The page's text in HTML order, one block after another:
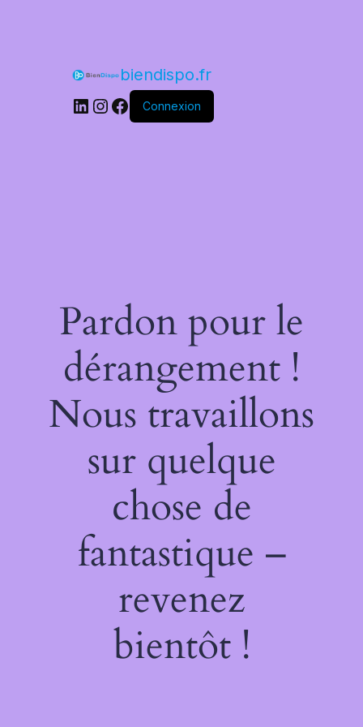
biendispo.fr
LinkedIn
Instagram
Facebook
Connexion
Pardon pour le
dérangement !
Nous travaillons
sur quelque
chose de
fantastique –
revenez
bientôt !